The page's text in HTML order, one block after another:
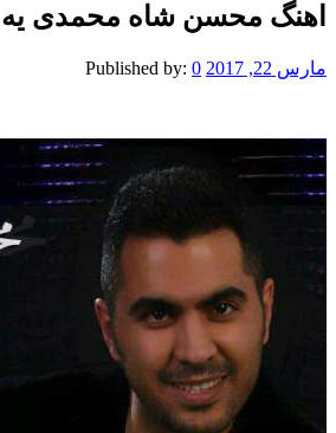
محسن شاه محمدی یه لحظه
Published by:0